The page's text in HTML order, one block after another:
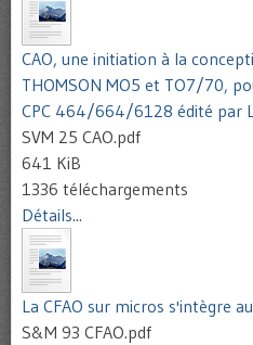
CAO, une initiation à la
THOMSON MO5 et TO7/70,
CPC 464/664/6128 édité par
SVM 25 CAO.pdf
641 KiB
1336 téléchargements
Détails...
La CFAO sur micros s'intègre
S&M 93 CFAO.pdf